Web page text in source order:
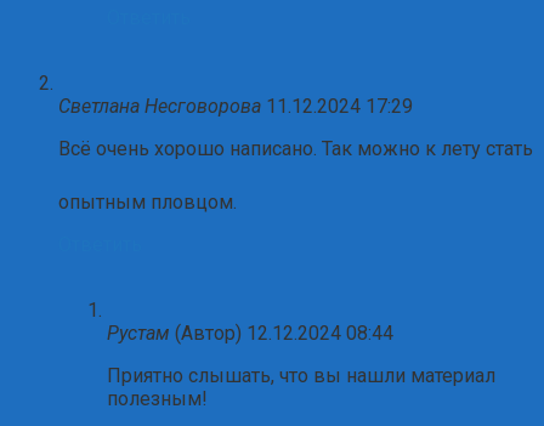
Светлана Несговорова 11.12.2024 17:29
Всё очень хорошо написано. Так можно к лету стать
опытным пловцом.
Рустам (Автор) 12.12.2024 08:44
Приятно слышать, что вы нашли материал
полезным!